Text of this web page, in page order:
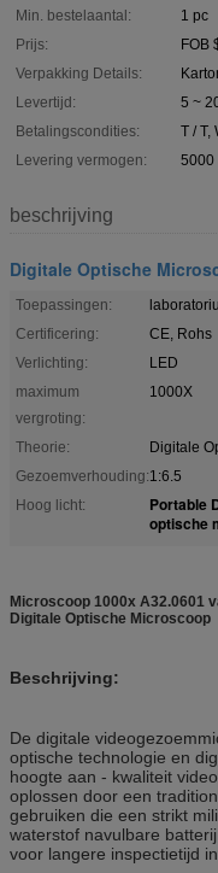
Min. bestelaantal:
1 pc
Prijs:
FOB
Verpakking Details:
Levertijd:
5 ~
Betalingscondities:
T / T,
Levering vermogen:
5000
beschrijving
Digitale Optische
Toepassingen:
Certificering:
CE, Rohs
Verlichting:
LED
maximum
vergroting:
1000X
Theorie:
Digitale
Gezoemverhouding:1:6.5
Hoog licht:
Portable
optische
Microscoop 1000x A32.0601
Digitale Optische Microscoop
Beschrijving:
De digitale
optische technologie en
hoogte aan - kwaliteit
oplossen door een
gebruiken die een strikt
waterstof navulbare
voor langere inspectietijd